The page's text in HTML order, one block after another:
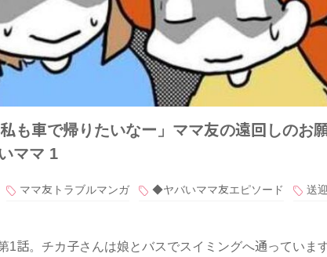
も車で帰りたいなー」ママ友の遠回しのお
ママ 1
ママ友トラブルマンガ ◆ヤバいママ友エピソード 送
1話。チカ子さんは娘とバスでスイミングへ通っていま